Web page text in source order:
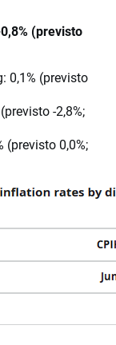
(previsto
0,1% (previsto
-2,8%;
(previsto 0,0%;